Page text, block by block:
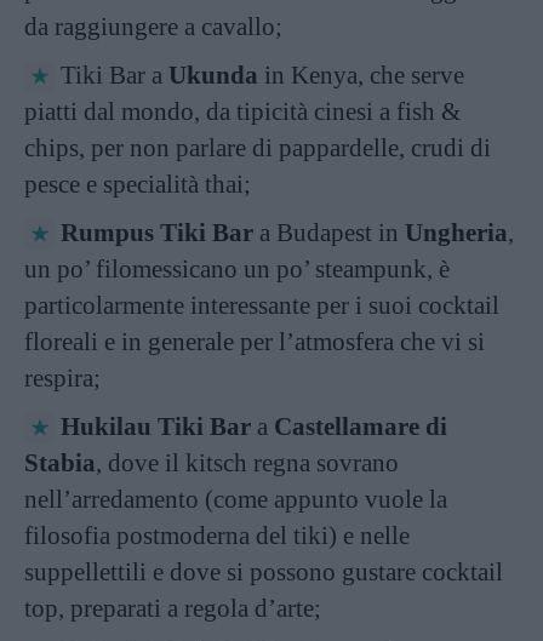
da raggiungere a cavallo;
Tiki Bar a Ukunda in Kenya, che serve
piatti dal mondo, da tipicità cinesi a fish &
chips, per non parlare di pappardelle, crudi di
pesce e specialità thai;
Rumpus Tiki Bar a Budapest in Ungheria,
un po’ filomessicano un po’ steampunk, è
particolarmente interessante per i suoi cocktail
floreali e in generale per l’atmosfera che vi si
respira;
Hukilau Tiki Bar a Castellamare di
Stabia, dove il kitsch regna sovrano
nell’arredamento (come appunto vuole la
filosofia postmoderna del tiki) e nelle
suppellettili e dove si possono gustare cocktail
top, preparati a regola d’arte;